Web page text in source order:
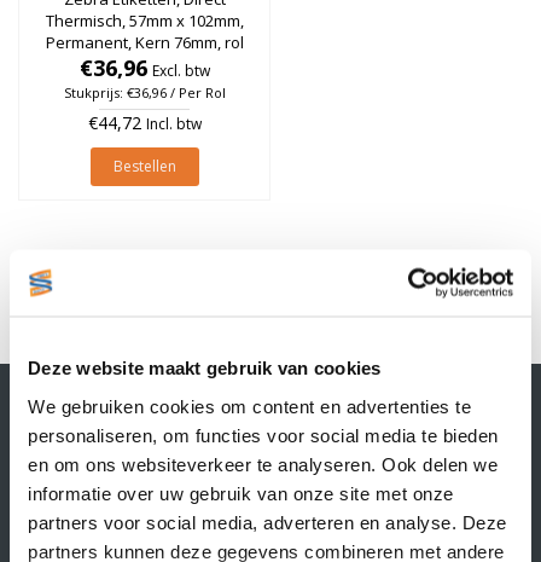
Deze website maakt gebruik van cookies
We gebruiken cookies om content en advertenties te
personaliseren, om functies voor social media te bieden
en om ons websiteverkeer te analyseren. Ook delen we
informatie over uw gebruik van onze site met onze
partners voor social media, adverteren en analyse. Deze
partners kunnen deze gegevens combineren met andere
Thermisch, 57mm x 102mm,
Permanent, Kern 76mm, rol
à 1.375 stuks
€36,96 Excl. btw
Stukprijs: €36,96 / Per Rol
€44,72 Incl. btw
Bestellen
1
Contactgegevens
Supply Service B.V.
Nijverheidsstraat 25-K
3861 RJ Nijkerk
+31 33 468 13 42